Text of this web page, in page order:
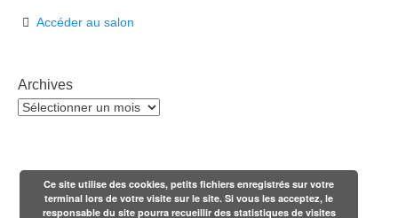
Accéder au salon
Archives
Archives
Ce site utilise des cookies, petits fichiers enregistrés sur votre
terminal lors de votre visite sur le site. Si vous les acceptez, le
responsable du site pourra recueillir des statistiques de visites